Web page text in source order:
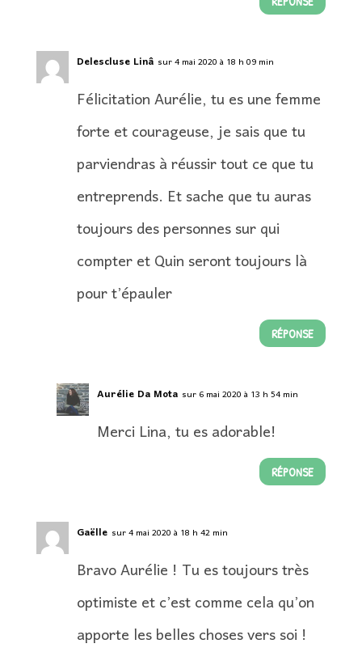
Delescluse Linâ sur 4 mai 2020 à 18 h 09 min
Félicitation Aurélie, tu es une femme
forte et courageuse, je sais que tu
parviendras à réussir tout ce que tu
entreprends. Et sache que tu auras
toujours des personnes sur qui
compter et Quin seront toujours là
pour t’épauler
RÉPONSE
Aurélie Da Mota sur 6 mai 2020 à 13 h 54 min
Merci Lina, tu es adorable!
RÉPONSE
Gaëlle sur 4 mai 2020 à 18 h 42 min
Bravo Aurélie ! Tu es toujours très
optimiste et c’est comme cela qu’on
apporte les belles choses vers soi !